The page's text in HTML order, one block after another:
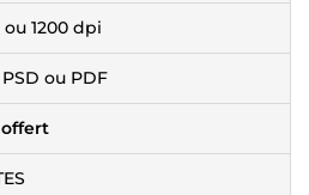
1200 dpi
PSD ou PDF
offert